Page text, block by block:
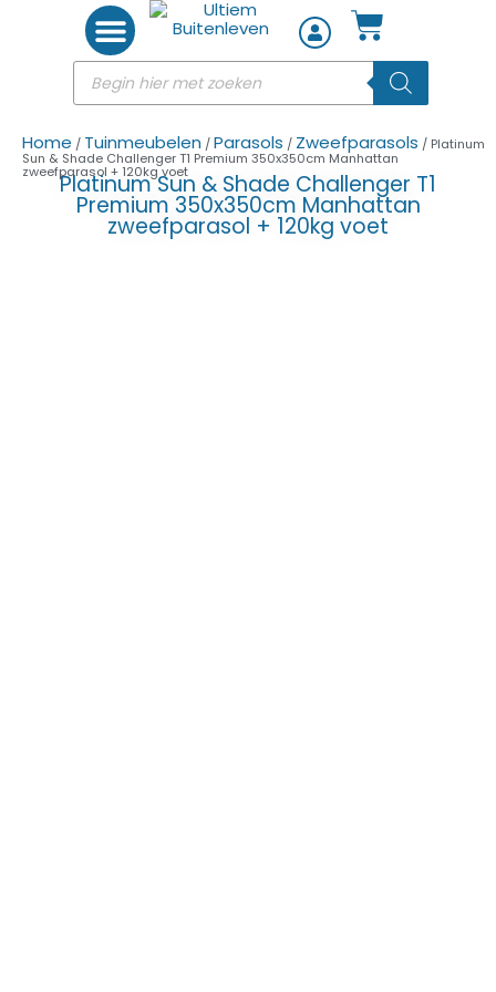
Home / Tuinmeubelen /Parasols / Zweefparasols / Platinum
Sun & Shade Challenger T1 Premium 350x350cm Manhattan
zweefparasol + 120kg voet
Platinum Sun & Shade Challenger T1
Premium 350x350cm Manhattan
zweefparasol + 120kg voet